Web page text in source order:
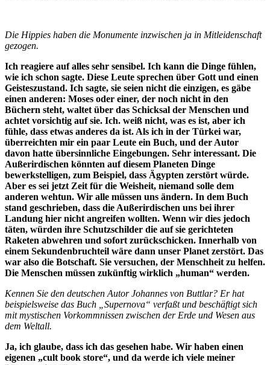
Die Hippies haben die Monumente in­zwischen ja in Mitleidenschaft
gezogen.
Ich reagiere auf alles sehr sensibel. Ich kann die Dinge fühlen,
wie ich schon sag­te. Diese Leute sprechen über Gott und einen
Geisteszustand. Ich sagte, sie seien nicht die einzigen, es gäbe
einen anderen: Moses oder einer, der noch nicht in den
Büchern steht, waltet über das Schicksal der Menschen und
achtet vorsichtig auf sie. Ich. weiß nicht, was es ist, aber ich
fühle, dass etwas anderes da ist. Als ich in der Türkei war,
überreichten mir ein paar Leute ein Buch, und der Autor
davon hatte übersinnliche Eingebungen. Sehr interes­sant. Die
Außerirdischen könnten auf die­sem Planeten Dinge
bewerkstelligen, zum Beispiel, dass Ägypten zerstört würde.
Aber es sei jetzt Zeit für die Weisheit, niemand solle dem
anderen wehtun. Wir alle müssen uns ändern. In dem Buch
stand geschrieben, dass die Außerirdi­schen uns bei ihrer
Landung hier nicht angreifen wollten. Wenn wir dies jedoch
täten, würden ihre Schutzschilder die auf sie gerichteten
Raketen abwehren und sofort zurückschicken. Innerhalb von
ei­nem Sekundenbruchteil wäre dann unser Planet zerstört. Das
war also die Bot­schaft. Sie versuchen, der Menschheit zu helfen.
Die Menschen müssen zukünftig wirklich „human“ werden.
Kennen Sie den deutschen Autor Johan­nes von Buttlar? Er hat
beispielsweise das Buch „Supernova“ verfaßt und beschäf­tigt sich
mit mystischen Vorkommnissen zwischen der Erde und Wesen aus
dem Weltall.
Ja, ich glaube, dass ich das gesehen habe. Wir haben einen
eigenen „cult book sto­re“, und da werde ich viele meiner